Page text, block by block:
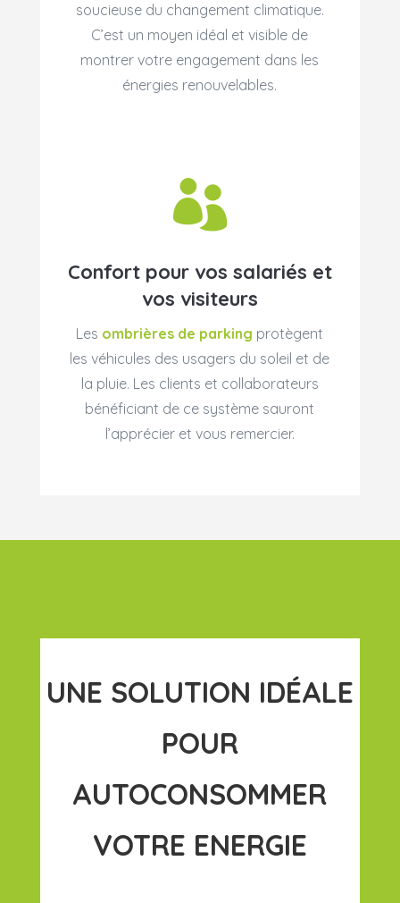
soucieuse du changement climatique.
C’est un moyen idéal et visible de
montrer votre engagement dans les
énergies renouvelables.

Confort pour vos salariés et
vos visiteurs
Les ombrières de parking protègent
les véhicules des usagers du soleil et de
la pluie. Les clients et collaborateurs
bénéficiant de ce système sauront
l’apprécier et vous remercier.
UNE SOLUTION IDÉALE
POUR
AUTOCONSOMMER
VOTRE ENERGIE